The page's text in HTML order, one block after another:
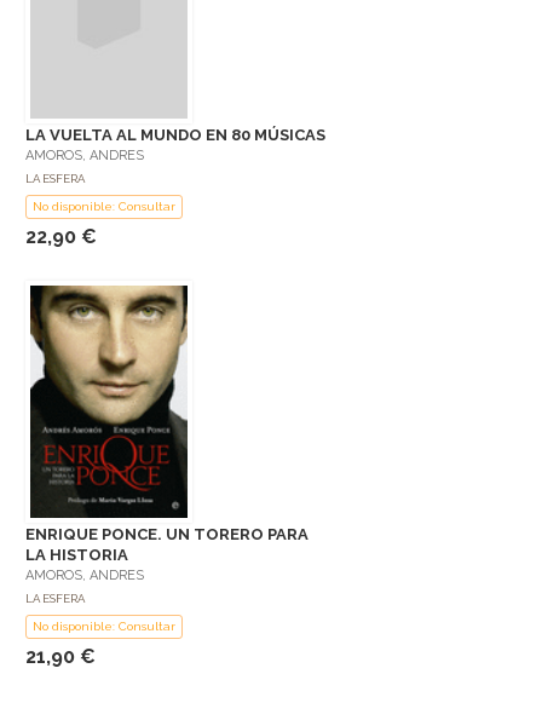
LA VUELTA AL MUNDO EN 80 MÚSICAS
AMOROS, ANDRES
LA ESFERA
No disponible: Consultar
22,90 €
ENRIQUE PONCE. UN TORERO PARA
LA HISTORIA
AMOROS, ANDRES
LA ESFERA
No disponible: Consultar
21,90 €